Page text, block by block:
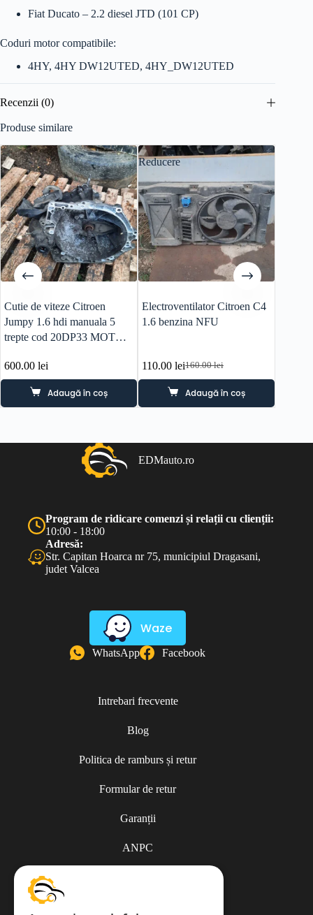
Fiat Ducato – 2.2 diesel JTD (101 CP)
Coduri motor compatibile:
4HY, 4HY DW12UTED, 4HY_DW12UTED
Recenzii (0)
Produse similare
Cutie de viteze Citroen
Jumpy 1.6 hdi manuala 5
trepte cod 20DP33 MOTOR
600.00 lei
Adaugă în coș
Reducere
Electroventilator Citroen C4
1.6 benzina NFU
160.00lei
Prețul
inițial
a
fost:
110.00leiPrețul
curent
este:
110.00 lei.
Adaugă în coș
EDMauto.ro
Program de ridicare comenzi și relații cu clienții:
10:00 - 18:00
Adresă:
Str. Capitan Hoarca nr 75, municipiul Dragasani,
judet Valcea
Waze
WhatsApp Facebook
Intrebari frecvente
Blog
Politica de ramburs și retur
Formular de retur
Garanții
ANPC
Termeni și condiții